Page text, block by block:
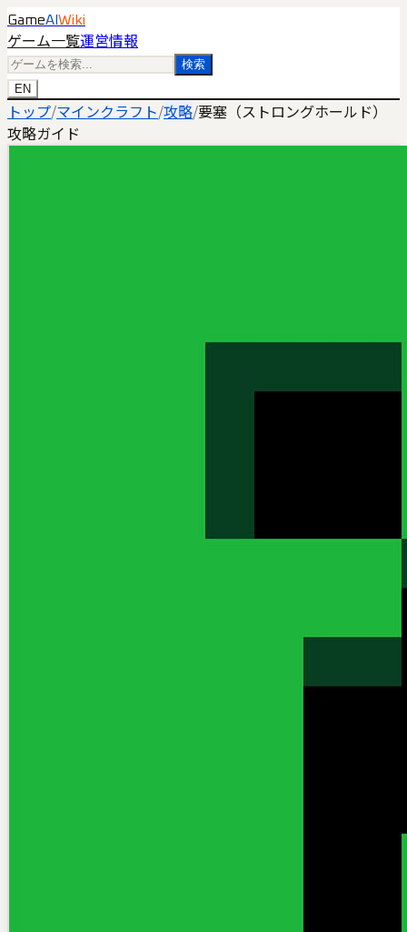
GameAI Wiki
ゲーム一覧運営情報
検索
EN
トップ/マインクラフト/攻略/要塞（ストロングホールド）
攻略ガイド